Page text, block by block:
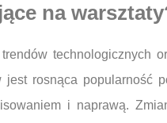
na
technologicznych
rosnąca popularność
i naprawą.